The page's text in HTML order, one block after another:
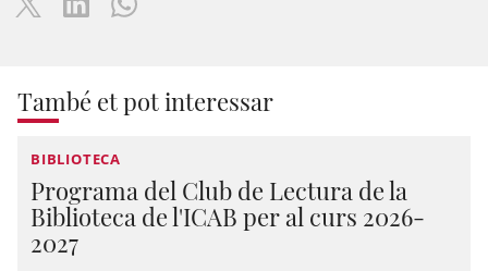
També et pot interessar
BIBLIOTECA
Programa del Club de Lectura de la
Biblioteca de l'ICAB per al curs 2026-
2027